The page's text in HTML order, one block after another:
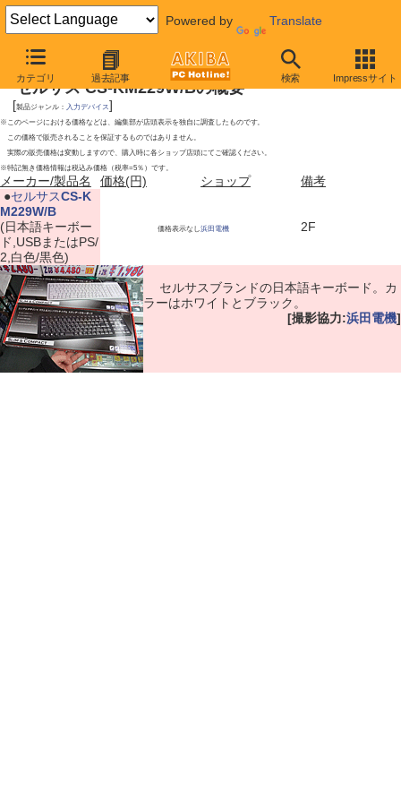
Powered by Translate
カテゴリ 過去記事 検索 Impressサイト
2010年1月23日号
セルサス CS-KM229W/Bの概要
[製品ジャンル： 入力デバイス]
※このページにおける価格などは、編集部が店頭表示を独自に調査したものです。
この価格で販売されることを保証するものではありません。
実際の販売価格は変動しますので、購入時に各ショップ店頭にてご確認ください。
※特記無き価格情報は税込み価格（税率=5％）です。
メーカー/製品名 価格(円) ショップ
備考
●セルサスCS-K
M229W/B
(日本語キーボー
ド,USBまたはPS/
2,白色/黒色)
価格表示なし浜田電機 2F
セルサスブランドの日本語キーボード。カ
ラーはホワイトとブラック。
[撮影協力:浜田電機]